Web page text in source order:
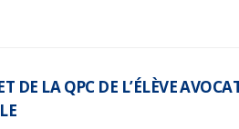
DE LA QPC DE L’ÉLÈVE